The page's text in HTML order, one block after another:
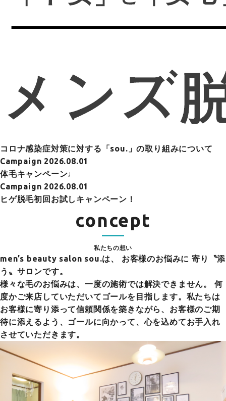
コロナ感染症対策に対する「sou.」の取り組みについて
Campaign 2026.08.01
体毛キャンペーン♩
Campaign 2026.08.01
ヒゲ脱毛初回お試しキャンペーン！
concept
私たちの想い
men’s beauty salon sou.は、
お客様のお悩みに 寄り〝添
う〟サロンです。
様々な毛のお悩みは、一度の施術では解決できません。 何
度かご来店していただいてゴールを目指します。私たちは
お客様に寄り添って信頼関係を築きながら、お客様のご期
待に添えるよう、ゴールに向かって、心を込めてお手入れ
させていただきます。